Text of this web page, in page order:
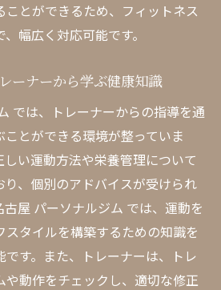
ことができるため、フィットネス
幅広く対応可能です。
ーナーから学ぶ健康知識
では、トレーナーからの指導を通
ことができる環境が整っていま
い運動方法や栄養管理について
り、個別のアドバイスが受けられ
古屋 パーソナルジム では、運動を
タイルを構築するための知識を
す。また、トレーナーは、トレ
や動作をチェックし、適切な修正